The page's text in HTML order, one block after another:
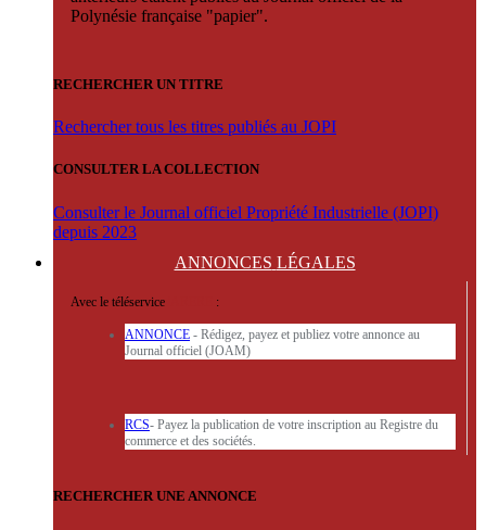
Polynésie française "papier".
RECHERCHER UN TITRE
Rechercher tous les titres publiés au JOPI
CONSULTER LA COLLECTION
Consulter le Journal officiel Propriété Industrielle (JOPI)
depuis 2023
ANNONCES LÉGALES
Avec le téléservice :
ANNONCE - Rédigez, payez et publiez votre annonce au
Journal officiel (JOAM)
RCS- Payez la publication de votre inscription au Registre du
commerce et des sociétés.
RECHERCHER UNE ANNONCE